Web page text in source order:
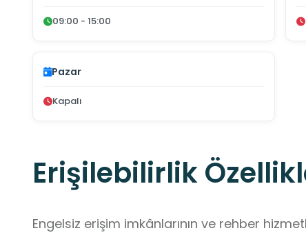
09:00 - 15:00
Pazar
Kapalı
Erişilebilirlik
Engelsiz erişim imkânlarının ve rehber